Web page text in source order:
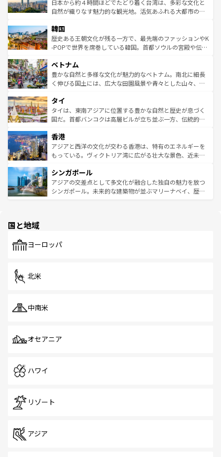
ク、伝統的なフラダンスなど、すべてがハワイの魅力を彩
ワイを、存分に味わってほしい。 なお、新着のハワイ情報
はコンテンツ一覧を参照してほしい。
ク）、タスマニアの美しい原生林やケアンズの熱帯雨林な
ど、見どころがたくさん。また、カフェやワイン、オージ
いる。アクティビティも充実しており、サーフィンやダイ
ビング、ハイキングなど、アウトドア好きにはたまらな
い。オーストラリアの多彩な魅力を存分に味わいつくそ
参照してほしい。
日本から約４時間ほどでたどり着く台湾は、多彩な文化と
自然が織りなす魅力的な観光地。活気あふれる大都市の台
ン）、静ひつな山岳地帯である台湾東部など、都市の喧騒
と山間の静けさが共存しており、訪れる人に新しい発見と
驚きをもたらしてくれる。また、奥深い台湾の食文化も魅
容にもいいと評判のスイーツなど、バラエティ豊かな料理
が味わえる。 なお、新着の台湾情報は コンテンツ一覧を参
照してほしい。
韓国
歴史ある王朝文化が残る一方で、最先端のファッションやK
-POPで世界を席巻している韓国。首都ソウルの宮殿や伝統
き、地方に足を延ばせば四季折々の自然美を楽しむことが
できる。そして、キムチや焼肉、絶品のストリートフード
まで、さまざまな韓国料理が待っている。夜には、韓国な
リティに包まれながら、韓国の多彩な魅力を心ゆくまで味
わってみてほしい。 なお、新着の韓国情報はコンテンツ一
覧を参照してほしい。
ベトナム
豊かな自然と多様な文化が魅力的なベトナム。南北に細長
く伸びる国土には、広大な田園風景や青々とした山々、世
急速な発展と共に伝統が息づく。ハノイの古い町並みやホ
ーチミン市のフランス統治時代の建物も、独特の雰囲気を
醸し出している。また、バラエティの豊かさとおいしさで
とつ。フォーやバインミー、ベトナムコーヒーなどは、ぜ
ひ現地で味わいたい。どの地域を訪れてもあたたかい人々
が旅行者を迎えてくれるので、きっと忘れられない旅にな
参照してほしい。
タイ
タイは、東南アジアに位置する豊かな自然と歴史が息づく
国だ。首都バンコクは高層ビルが立ち並ぶ一方、伝統的な
の活気が交差している。北部ではチェンマイなどの山岳地
帯で自然と触れ合い、南部ではプーケットやクラビの美し
いビーチでリゾート気分を楽しむことができる。タイ料理
激する。気候は一年中温暖で、どの季節にも異なる楽しみ
が待っている。親しみやすいタイの人々、仏教を中心とし
た文化、そして多様な観光資源が、訪れる旅人を魅了し続
香港
アジアと西洋の文化が交わる香港は、特有のエネルギーを
もっている。ヴィクトリア湾に広がる壮大な景色、近未来
み、どこを訪れても感動するはず。観光スポットが密集し
ており、効率よく見どころを回れるのも魅力。息をのむよ
うな絶景から文化的な体験まで、香港を存分に楽しみ尽く
シンガポール
アジアの交差点として多文化が融合した独自の魅力を放つ
シンガポール。未来的な建築物が並ぶマリーナベイ、歴史
で、ホーカーズは地元の風情を楽しめる外せないスポット
国と地域
ヨーロッパ
北米
中南米
オセアニア
ハワイ
リゾート
アジア